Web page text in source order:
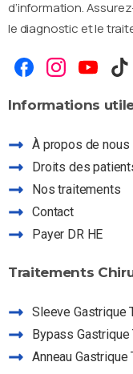
d’information.
le diagnostic et le
Informations
À propos de nous
Droits des
Nos traitements
Contact
Payer DR HE
Traitements
Sleeve Gastrique
Bypass Gastrique
Anneau Gastrique